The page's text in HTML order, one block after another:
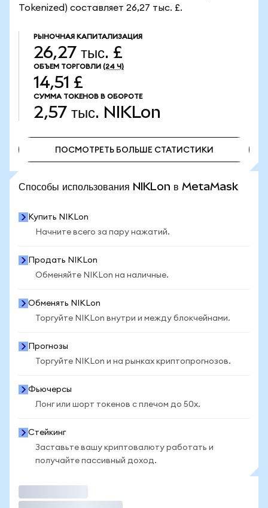
Tokenized) составляет 26,27 тыс. £.
РЫНОЧНАЯ КАПИТАЛИЗАЦИЯ
26,27 тыс. £
ОБЪЕМ ТОРГОВЛИ (24 Ч)
14,51 £
СУММА ТОКЕНОВ В ОБОРОТЕ
2,57 тыс. NIKLon
ПОСМОТРЕТЬ БОЛЬШЕ СТАТИСТИКИ
Способы использования NIKLon в MetaMask
Купить NIKLon
Начните всего за пару нажатий.
Продать NIKLon
Обменяйте NIKLon на наличные.
Обменять NIKLon
Торгуйте NIKLon внутри и между блокчейнами.
Прогнозы
Торгуйте NIKLon и на рынках криптопрогнозов.
Фьючерсы
Лонг или шорт токенов с плечом до 50x.
Стейкинг
Заставьте вашу криптовалюту работать и
получайте пассивный доход.